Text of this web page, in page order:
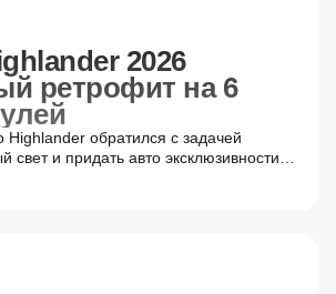
2026
ретрофит на 6
Highlander обратился с задачей
свет и придать авто эксклюзивности.
тюнинг оптики.